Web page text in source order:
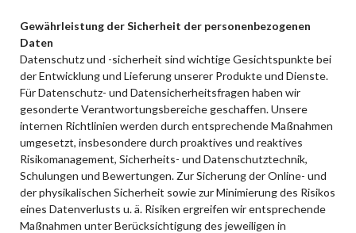
Gewährleistung der Sicherheit der personenbezogenen
Daten
Datenschutz und -sicherheit sind wichtige Gesichtspunkte bei
der Entwicklung und Lieferung unserer Produkte und Dienste.
Für Datenschutz- und Datensicherheitsfragen haben wir
gesonderte Verantwortungsbereiche geschaffen. Unsere
internen Richtlinien werden durch entsprechende Maßnahmen
umgesetzt, insbesondere durch proaktives und reaktives
Risikomanagement, Sicherheits- und Datenschutztechnik,
Schulungen und Bewertungen. Zur Sicherung der Online- und
der physikalischen Sicherheit sowie zur Minimierung des Risikos
eines Datenverlusts u. ä. Risiken ergreifen wir entsprechende
Maßnahmen unter Berücksichtigung des jeweiligen in